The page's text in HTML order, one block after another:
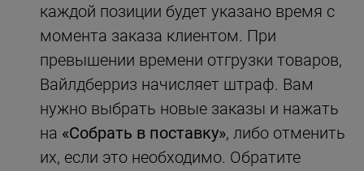
каждой позиции будет указано время с
момента заказа клиентом. При
превышении времени отгрузки товаров,
Вайлдберриз начисляет штраф. Вам
нужно выбрать новые заказы и нажать
на «Собрать в поставку», либо отменить
их, если это необходимо. Обратите